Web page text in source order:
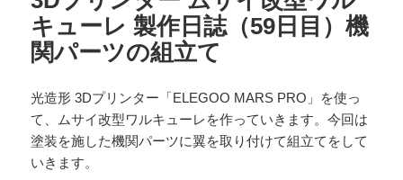
キューレ 製作日誌（59日目）機
関パーツの組立て
光造形 3Dプリンター「ELEGOO MARS PRO」を使っ
て、ムサイ改型ワルキューレを作っていきます。今回は
塗装を施した機関パーツに翼を取り付けて組立てをして
いきます。